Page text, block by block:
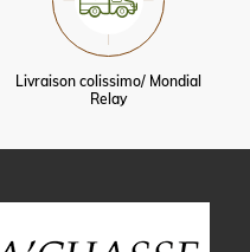
Livraison colissimo/ Mondial
Relay